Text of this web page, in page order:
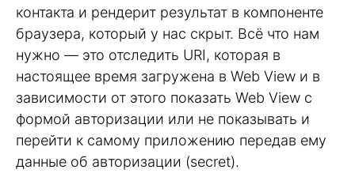
контакта и рендерит результат в компоненте
браузера, который у нас скрыт. Всё что нам
нужно — это отследить URI, которая в
настоящее время загружена в Web View и в
зависимости от этого показать Web View с
формой авторизации или не показывать и
перейти к самому приложению передав ему
данные об авторизации (secret).